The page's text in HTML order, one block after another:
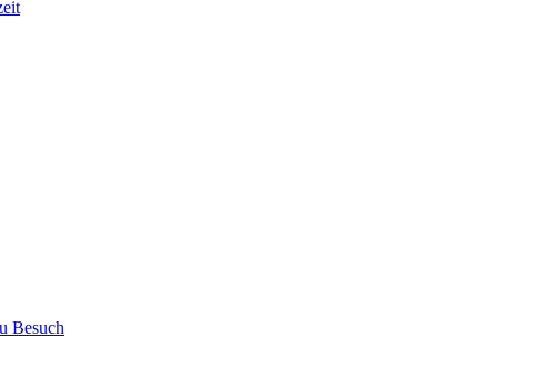
Besuch